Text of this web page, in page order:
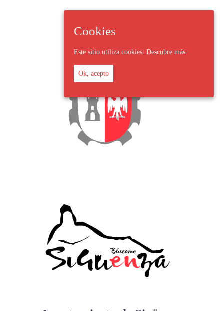
Cookies
Este sitio utiliza cookies: Descubre más.
Ok, acepto